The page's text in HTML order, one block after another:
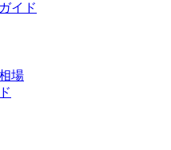
イド
場